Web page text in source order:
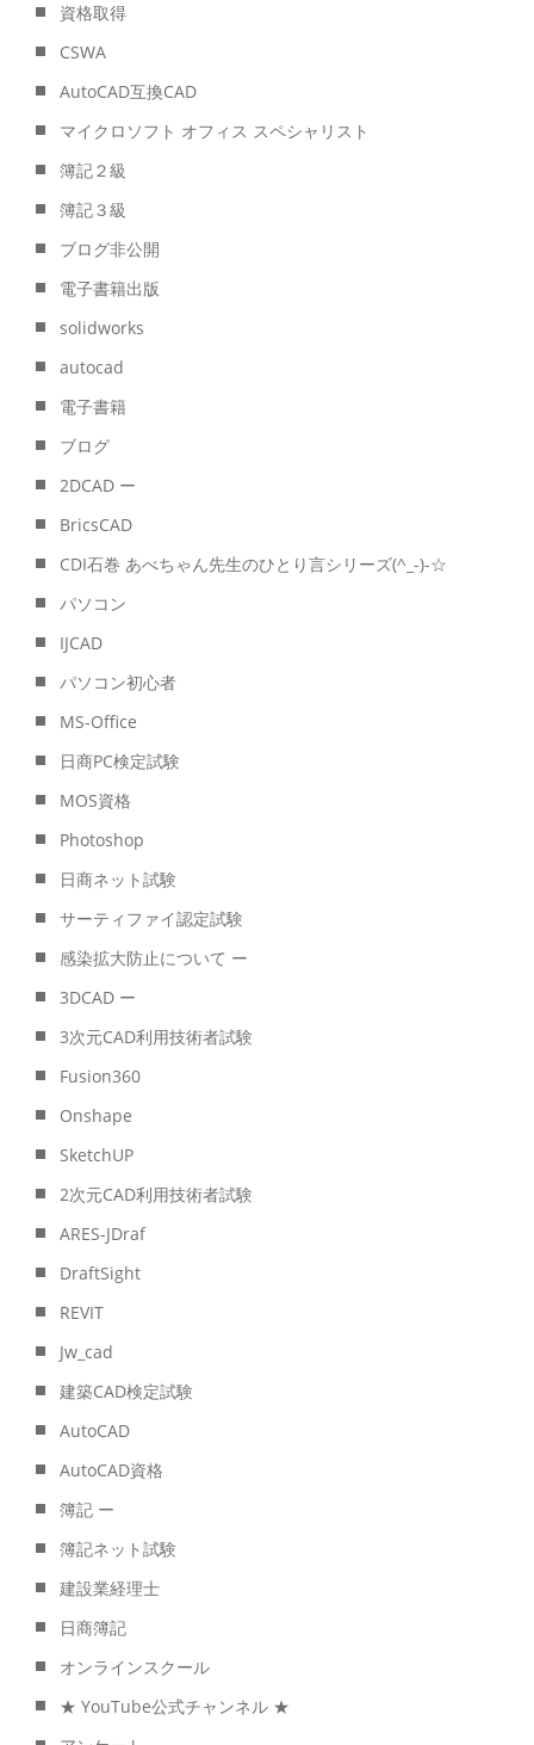
資格取得
CSWA
AutoCAD互換CAD
マイクロソフト オフィス スペシャリスト
簿記２級
簿記３級
ブログ非公開
電子書籍出版
solidworks
autocad
電子書籍
ブログ
2DCAD ー
BricsCAD
CDI石巻 あべちゃん先生のひとり言シリーズ(^_-)-☆
パソコン
IJCAD
パソコン初心者
MS-Office
日商PC検定試験
MOS資格
Photoshop
日商ネット試験
サーティファイ認定試験
感染拡大防止について ー
3DCAD ー
3次元CAD利用技術者試験
Fusion360
Onshape
SketchUP
2次元CAD利用技術者試験
ARES-JDraf
DraftSight
REVIT
Jw_cad
建築CAD検定試験
AutoCAD
AutoCAD資格
簿記 ー
簿記ネット試験
建設業経理士
日商簿記
オンラインスクール
★ YouTube公式チャンネル ★